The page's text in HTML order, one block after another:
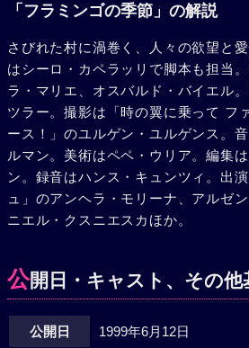
地震が起こり、計画は中止に。ロサ
し、車で後にするマリオ。彼の軍の
したファニータが息を潜めていた。
「フラミンゴの季節」の解説
さびれた村に渦巻く、人々の欲望と
はシーロ・カペラッリで脚本も担当
ラ・マリエ、オスバルド・バイエル
ツラー。撮影は「時の翼に乗って フ
ース！」のユルゲン・ユルゲンス。
ルマン。美術はペペ・ウリア。編集
ン。録音はハンス・キュンツィ。出
ュ」のアンヘラ・モリーナ、アルゼ
ニエル・クスニエスカほか。
公開日・キャスト、その他
公開日 1999年6月12日